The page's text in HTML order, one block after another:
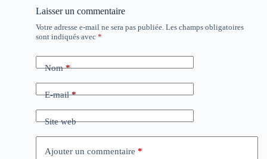
Laisser un commentaire
Votre adresse e-mail ne sera pas publiée. Les champs obligatoires
sont indiqués avec *
Nom*
E-mail*
Site web
Ajouter un commentaire *